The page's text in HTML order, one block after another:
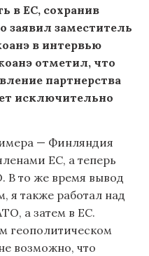
в ЕС, сохранив
заявил заместитель
в интервью
отметил, что
партнерства
исключительно
— Финляндия
ЕС, а теперь
В то же время вывод
я также работал над
а затем в ЕС.
геополитическом
возможно, что